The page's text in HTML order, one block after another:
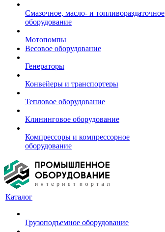
Смазочное, масло- и топливораздаточное
оборудование
Мотопомпы
Весовое оборудование
Генераторы
Конвейеры и транспортеры
Тепловое оборудование
Клининговое оборудование
Компрессоры и компрессорное
оборудование
Каталог
Грузоподъемное оборудование